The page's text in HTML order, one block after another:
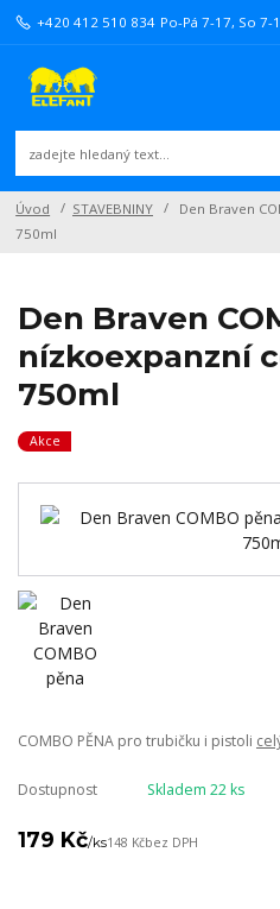
+420 412 510 834 Po-Pá 7-17, So 7-
Úvod STAVEBNINY
Den Braven
750ml
Den Braven
nízkoexpanzní
750ml
Akce
COMBO PĚNA pro trubičku i pistoli
Dostupnost Skladem 22 ks
179 Kč/ks148 Kčbez DPH